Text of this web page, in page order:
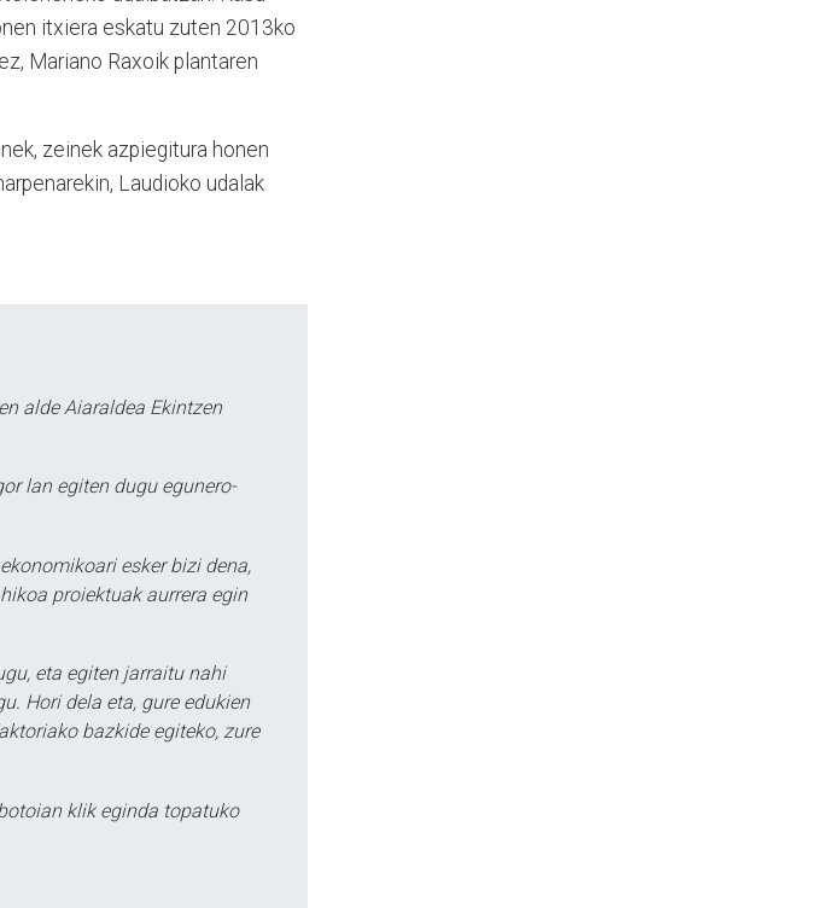
itxiera eskatu zuten 2013ko
Mariano Raxoik plantaren
zeinek azpiegitura honen
Laudioko udalak
alde Aiaraldea Ekintzen
lan egiten dugu egunero-
esker bizi dena,
proiektuak aurrera egin
eta egiten jarraitu nahi
Hori dela eta, gure edukien
bazkide egiteko, zure
klik eginda topatuko